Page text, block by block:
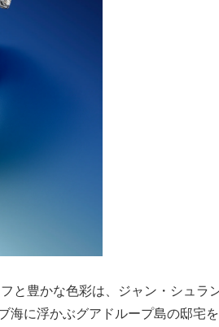
と豊かな色彩は、ジャン・シュラ
海に浮かぶグアドループ島の邸宅